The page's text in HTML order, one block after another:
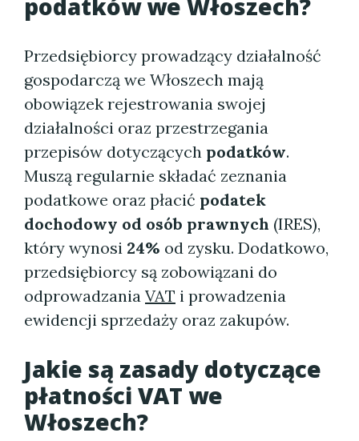
podatków we Włoszech?
Przedsiębiorcy prowadzący działalność
gospodarczą we Włoszech mają
obowiązek rejestrowania swojej
działalności oraz przestrzegania
przepisów dotyczących podatków.
Muszą regularnie składać zeznania
podatkowe oraz płacić podatek
dochodowy od osób prawnych (IRES),
który wynosi 24% od zysku. Dodatkowo,
przedsiębiorcy są zobowiązani do
odprowadzania VAT i prowadzenia
ewidencji sprzedaży oraz zakupów.
Jakie są zasady dotyczące
płatności VAT we
Włoszech?